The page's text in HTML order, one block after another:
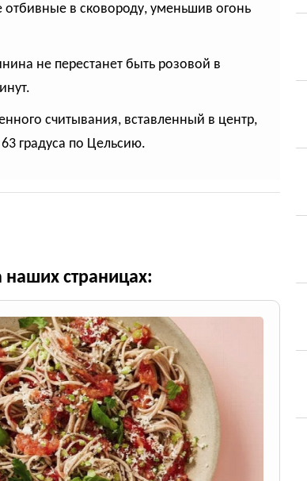
в сковороду, уменьшив огонь
не перестанет быть розовой в
считывания, вставленный в центр,
градуса по Цельсию.
наших страницах: